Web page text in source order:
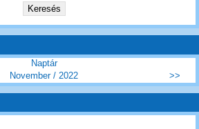
Naptár
November / 2022 >>